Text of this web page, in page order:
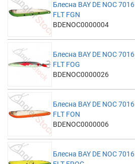
Блесна BAY DE NOC 7016
FLT FGN
BDENOC0000004
Блесна BAY DE NOC 7016
FLT FOG
BDENOC0000026
Блесна BAY DE NOC 7016
FLT FON
BDENOC0000006
Блесна BAY DE NOC 7016